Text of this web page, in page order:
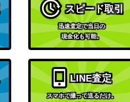
スピード取引
迅速査定で当日の
現金化も可能。
LINE査定
スマホで撮って送るだけ。